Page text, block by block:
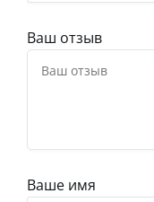
Ваш отзыв
Ваше имя